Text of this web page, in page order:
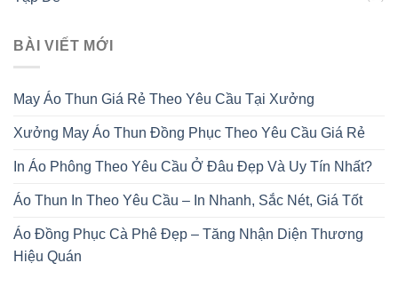
BÀI VIẾT MỚI
May Áo Thun Giá Rẻ Theo Yêu Cầu Tại Xưởng
Xưởng May Áo Thun Đồng Phục Theo Yêu Cầu Giá Rẻ
In Áo Phông Theo Yêu Cầu Ở Đâu Đẹp Và Uy Tín Nhất?
Áo Thun In Theo Yêu Cầu – In Nhanh, Sắc Nét, Giá Tốt
Áo Đồng Phục Cà Phê Đẹp – Tăng Nhận Diện Thương
Hiệu Quán